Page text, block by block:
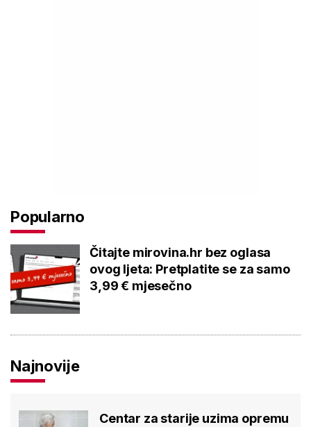
Popularno
Čitajte mirovina.hr bez oglasa
ovog ljeta: Pretplatite se za samo
3,99 € mjesečno
Najnovije
Centar za starije uzima opremu